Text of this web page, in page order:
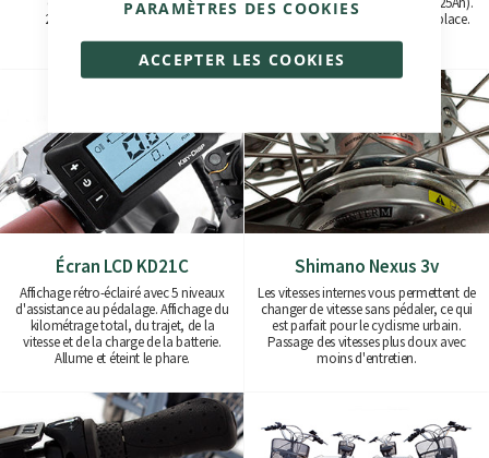
ACCEPTER LES COOKIES
PARAMÈTRES DES COOKIES
250W(45Nm) et 500W(80Nm)
disponibles.
Facile à retirer ou à charger sur place.
Écran LCD KD21C
Affichage rétro-éclairé avec 5 niveaux
d'assistance au pédalage. Affichage du
kilométrage total, du trajet, de la
vitesse et de la charge de la batterie.
Allume et éteint le phare.
Shimano Nexus 3v
Les vitesses internes vous permettent de
changer de vitesse sans pédaler, ce qui
est parfait pour le cyclisme urbain.
Passage des vitesses plus doux avec
moins d'entretien.